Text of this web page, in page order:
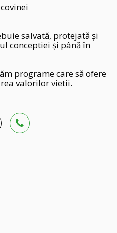
salvată, protejată și
conceptiei și până în
programe care să ofere
valorilor vietii.